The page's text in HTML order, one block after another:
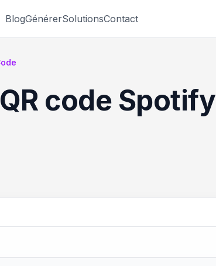
BlogGénérerSolutionsContact
code Spotify